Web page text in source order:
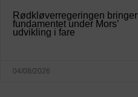
Rødkløverregeringen bringer
fundamentet under Mors’
udvikling i fare
04/08/2026